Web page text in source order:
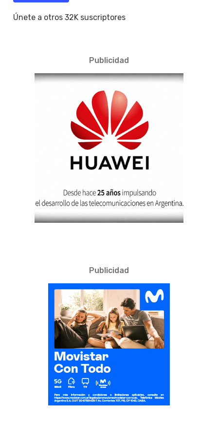
Únete a otros 32K suscriptores
Publicidad
Publicidad